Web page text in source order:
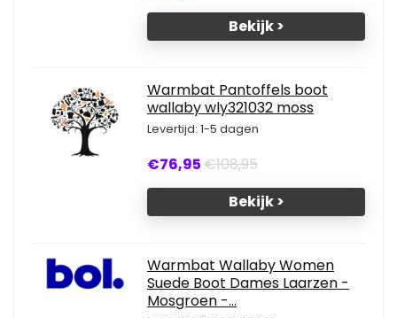
Bekijk >
Warmbat Pantoffels boot
wallaby wly321032 moss
Levertijd: 1-5 dagen
€76,95€108,95
Bekijk >
Warmbat Wallaby Women
Suede Boot Dames Laarzen -
Mosgroen -...